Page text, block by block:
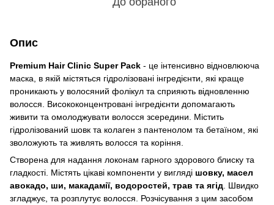
Опис
Premium Hair Clinic Super Pack - це інтенсивно відновлююча
маска, в якій містяться гідролізовані інгредієнти, які краще
проникають у волосяний фолікул та сприяють відновленню
волосся. Висококонцентровані інгредієнти допомагають
живити та омолоджувати волосся зсередини. Містить
гідролізований шовк та колаген з пантенолом та бетаїном, які
зволожують та живлять волосся та коріння.
Створена для надання локонам гарного здорового блиску та
гладкості. Містять цікаві компоненти у вигляді шовку, масел
авокадо, ши, макадамії, водоростей, трав та ягід . Швидко
згладжує, та розплутує волосся. Розчісування з цим засобом